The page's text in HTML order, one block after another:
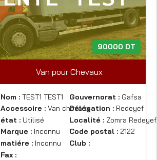
90000 DT
Van pour Chevaux
Nom : TEST1 TEST1
Accessoire : Van chevaux
état : Utilisé
Marque : Inconnu
matiére : Inconnu
Fax :
Gouvernorat : Gafsa
Délégation : Redeyef
Localité : Zomra Redeyef
Code postal : 2122
Club :